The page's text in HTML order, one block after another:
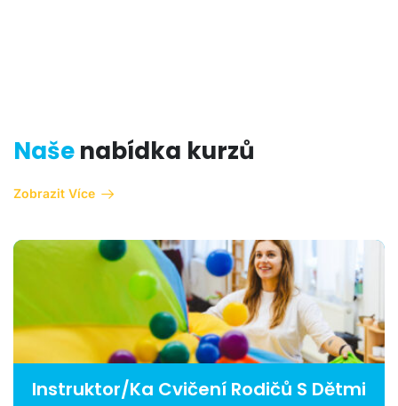
nabídka kurzů
Naše
Zobrazit Více
Instruktor/ka Cvičení Rodičů S Dětmi